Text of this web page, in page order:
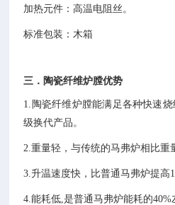
加热元件：高温电阻丝。
标准包装：木箱
三．陶瓷纤维炉膛优势
1. 陶瓷纤维炉膛能满足各种快速
级换代产品。
2.重量轻，与传统的马弗炉相比重
3.升温速度快，比普通马弗炉提高1
4.能耗低,是普通马弗炉能耗的40%